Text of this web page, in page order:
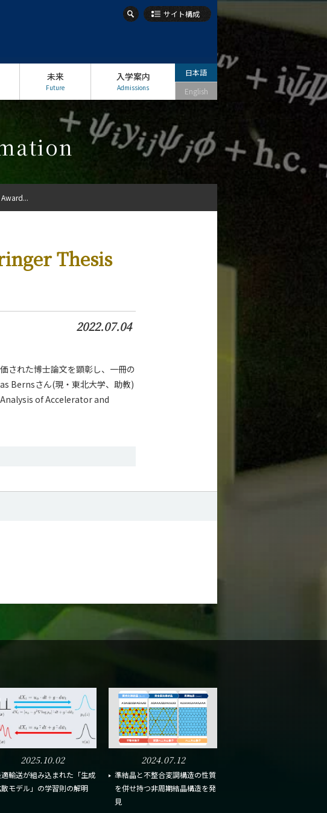
サイト構成
未来
Future
入学案内
Admissions
日本語
English
Thesis
2022.07.04
された博士論文を顕彰し、一冊の
Bernsさん(現・東北大学、助教)
of Accelerator and
2025.10.02
輸送が組み込まれた「生成
モデル」の学習則の解明
2024.07.12
準結晶と不整合変調構造の性質
を併せ持つ非周期結晶構造を発
見